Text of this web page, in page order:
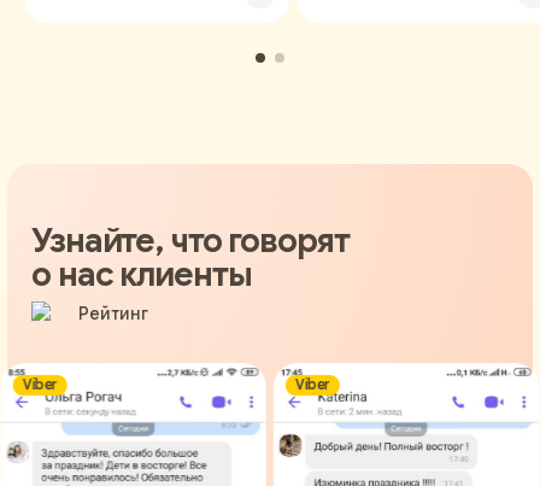
Узнайте, что говорят
о нас клиенты
Viber